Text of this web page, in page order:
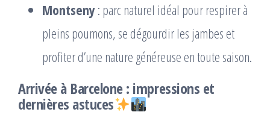
Montseny: parc naturel idéal pour respirer à
pleins poumons, se dégourdir les jambes et
profiter d’une nature généreuse en toute saison.
Arrivée à Barcelone : impressions et
dernières astuces